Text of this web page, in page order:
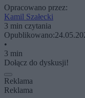
Opracowano przez:
Kamil Szałecki
3 min czytania
Opublikowano:
•
3 min
Dołącz do dyskusji!
Reklama
Reklama